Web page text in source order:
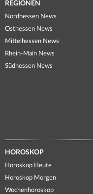
REGIONEN
Nordhessen News
Osthessen News
Mittelhessen News
Rhein-Main News
Südhessen News
HOROSKOP
Horoskop Heute
Horoskop Morgen
Wochenhoroskop